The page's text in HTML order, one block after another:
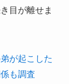
目が離せま
が起こした
も調査